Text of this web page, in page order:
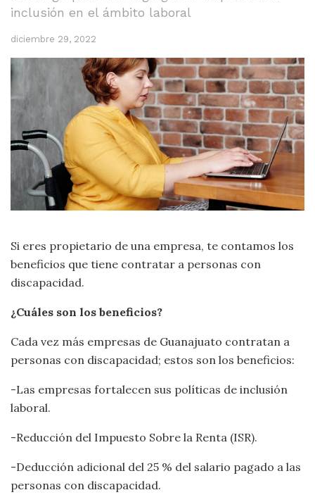
inclusión en el ámbito laboral
diciembre 29, 2022
Si eres propietario de una empresa, te contamos los
beneficios que tiene contratar a personas con
discapacidad.
¿Cuáles son los beneficios?
Cada vez más empresas de Guanajuato contratan a
personas con discapacidad; estos son los beneficios:
-Las empresas fortalecen sus políticas de inclusión
laboral.
-Reducción del Impuesto Sobre la Renta (ISR).
-Deducción adicional del 25 % del salario pagado a las
personas con discapacidad.